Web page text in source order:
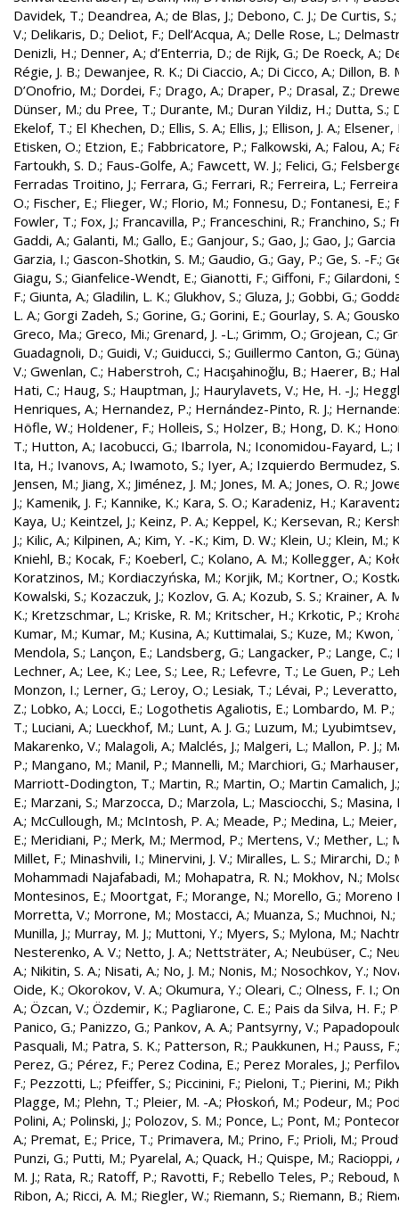
Davidek, T.; Deandrea, A.; de Blas, J.; Debono, C. J.; De Curtis, S.;
V.; Delikaris, D.; Deliot, F.; Dell’Acqua, A.; Delle Rose, L.;
Denizli, H.; Denner, A.; d’Enterria, D.; de Rijk, G.; De Roeck, A.;
Régie, J. B.; Dewanjee, R. K.; Di Ciaccio, A.; Di Cicco, A.; Dillon, B.
D’Onofrio, M.; Dordei, F.; Drago, A.; Draper, P.; Drasal, Z.;
Dünser, M.; du Pree, T.; Durante, M.; Duran Yildiz, H.; Dutta, S.;
Ekelof, T.; El Khechen, D.; Ellis, S. A.; Ellis, J.; Ellison, J. A.; Elsener,
Etisken, O.; Etzion, E.; Fabbricatore, P.; Falkowski, A.; Falou, A.;
Fartoukh, S. D.; Faus-Golfe, A.; Fawcett, W. J.; Felici, G.;
Ferradas Troitino, J.; Ferrara, G.; Ferrari, R.; Ferreira, L.;
O.; Fischer, E.; Flieger, W.; Florio, M.; Fonnesu, D.; Fontanesi, E.;
Fowler, T.; Fox, J.; Francavilla, P.; Franceschini, R.; Franchino, S.;
Gaddi, A.; Galanti, M.; Gallo, E.; Ganjour, S.; Gao, J.; Gao, J.; Garcia
Garzia, I.; Gascon-Shotkin, S. M.; Gaudio, G.; Gay, P.; Ge, S. -F.;
Giagu, S.; Gianfelice-Wendt, E.; Gianotti, F.; Giffoni, F.; Gilardoni,
F.; Giunta, A.; Gladilin, L. K.; Glukhov, S.; Gluza, J.; Gobbi, G.;
L. A.; Gorgi Zadeh, S.; Gorine, G.; Gorini, E.; Gourlay, S. A.;
Greco, Ma.; Greco, Mi.; Grenard, J. -L.; Grimm, O.; Grojean, C.;
Guadagnoli, D.; Guidi, V.; Guiducci, S.; Guillermo Canton, G.;
V.; Gwenlan, C.; Haberstroh, C.; Hacışahinoğlu, B.; Haerer, B.;
Hati, C.; Haug, S.; Hauptman, J.; Haurylavets, V.; He, H. -J.;
Henriques, A.; Hernandez, P.; Hernández-Pinto, R. J.;
Höfle, W.; Holdener, F.; Holleis, S.; Holzer, B.; Hong, D. K.;
T.; Hutton, A.; Iacobucci, G.; Ibarrola, N.; Iconomidou-Fayard, L.;
Ita, H.; Ivanovs, A.; Iwamoto, S.; Iyer, A.; Izquierdo Bermudez, S.
Jensen, M.; Jiang, X.; Jiménez, J. M.; Jones, M. A.; Jones, O. R.;
J.; Kamenik, J. F.; Kannike, K.; Kara, S. O.; Karadeniz, H.;
Kaya, U.; Keintzel, J.; Keinz, P. A.; Keppel, K.; Kersevan, R.;
J.; Kilic, A.; Kilpinen, A.; Kim, Y. -K.; Kim, D. W.; Klein, U.; Klein, M.;
Kniehl, B.; Kocak, F.; Koeberl, C.; Kolano, A. M.; Kollegger, A.;
Koratzinos, M.; Kordiaczyńska, M.; Korjik, M.; Kortner, O.;
Kowalski, S.; Kozaczuk, J.; Kozlov, G. A.; Kozub, S. S.; Krainer, A.
K.; Kretzschmar, L.; Kriske, R. M.; Kritscher, H.; Krkotic, P.;
Kumar, M.; Kumar, M.; Kusina, A.; Kuttimalai, S.; Kuze, M.; Kwon,
Mendola, S.; Lançon, E.; Landsberg, G.; Langacker, P.; Lange, C.;
Lechner, A.; Lee, K.; Lee, S.; Lee, R.; Lefevre, T.; Le Guen, P.;
Monzon, I.; Lerner, G.; Leroy, O.; Lesiak, T.; Lévai, P.; Leveratto,
Z.; Lobko, A.; Locci, E.; Logothetis Agaliotis, E.; Lombardo, M. P.;
T.; Luciani, A.; Lueckhof, M.; Lunt, A. J. G.; Luzum, M.; Lyubimtsev,
Makarenko, V.; Malagoli, A.; Malclés, J.; Malgeri, L.; Mallon, P. J.;
P.; Mangano, M.; Manil, P.; Mannelli, M.; Marchiori, G.;
Marriott-Dodington, T.; Martin, R.; Martin, O.; Martin Camalich, J.
E.; Marzani, S.; Marzocca, D.; Marzola, L.; Masciocchi, S.; Masina,
A.; McCullough, M.; McIntosh, P. A.; Meade, P.; Medina, L.; Meier,
E.; Meridiani, P.; Merk, M.; Mermod, P.; Mertens, V.; Mether, L.;
Millet, F.; Minashvili, I.; Minervini, J. V.; Miralles, L. S.; Mirarchi, D.;
Mohammadi Najafabadi, M.; Mohapatra, R. N.; Mokhov, N.;
Montesinos, E.; Moortgat, F.; Morange, N.; Morello, G.; Moreno
Morretta, V.; Morrone, M.; Mostacci, A.; Muanza, S.; Muchnoi, N.;
Munilla, J.; Murray, M. J.; Muttoni, Y.; Myers, S.; Mylona, M.;
Nesterenko, A. V.; Netto, J. A.; Nettsträter, A.; Neubüser, C.;
A.; Nikitin, S. A.; Nisati, A.; No, J. M.; Nonis, M.; Nosochkov, Y.;
Oide, K.; Okorokov, V. A.; Okumura, Y.; Oleari, C.; Olness, F. I.;
A.; Özcan, V.; Özdemir, K.; Pagliarone, C. E.; Pais da Silva, H. F.;
Panico, G.; Panizzo, G.; Pankov, A. A.; Pantsyrny, V.;
Pasquali, M.; Patra, S. K.; Patterson, R.; Paukkunen, H.; Pauss, F.
Perez, G.; Pérez, F.; Perez Codina, E.; Perez Morales, J.;
F.; Pezzotti, L.; Pfeiffer, S.; Piccinini, F.; Pieloni, T.; Pierini, M.;
Plagge, M.; Plehn, T.; Pleier, M. -A.; Płoskoń, M.; Podeur, M.;
Polini, A.; Polinski, J.; Polozov, S. M.; Ponce, L.; Pont, M.;
A.; Premat, E.; Price, T.; Primavera, M.; Prino, F.; Prioli, M.;
Punzi, G.; Putti, M.; Pyarelal, A.; Quack, H.; Quispe, M.; Racioppi,
M. J.; Rata, R.; Ratoff, P.; Ravotti, F.; Rebello Teles, P.; Reboud,
Ribon, A.; Ricci, A. M.; Riegler, W.; Riemann, S.; Riemann, B.;